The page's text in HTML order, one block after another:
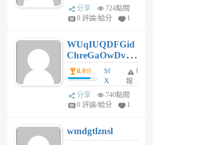
jt
gl
個
月
前
分享
724點閱
0 評論/給分
1
WUqIUQDFGid
ChreGaOwDv
dY0.0分
Sf
X
Pe
Jc
R
P
舉
報
分享
740點閱
0 評論/給分
1
wmdgtlznsl